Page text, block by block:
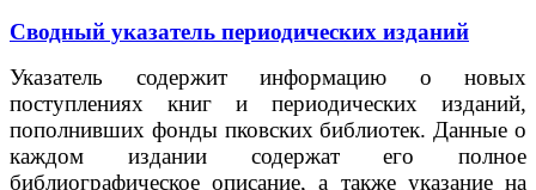
Сводный указатель периодических изданий
Указатель содержит информацию о новых
поступлениях книг и периодических изданий,
пополнивших фонды пковских библиотек. Данные о
каждом издании содержат его полное
библиографическое описание, а также указание на